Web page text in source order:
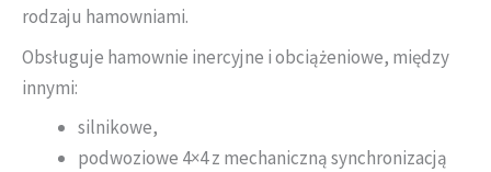
rodzaju hamowniami.
Obsługuje hamownie inercyjne i obciążeniowe, między
innymi:
silnikowe,
podwoziowe 4×4 z mechaniczną synchronizacją